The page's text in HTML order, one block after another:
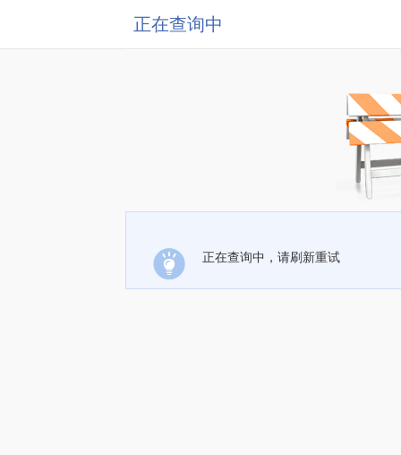
正在查询中
正在查询中，请刷新重试